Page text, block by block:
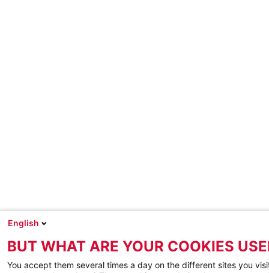
English
BUT WHAT ARE YOUR COOKIES
You accept them several times a day on the different sites you